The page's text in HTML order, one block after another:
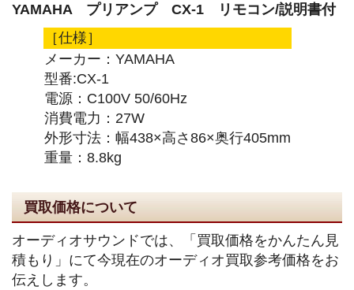
YAMAHA プリアンプ CX-1 リモコン/説明書付
［仕様］
メーカー：YAMAHA
型番:CX-1
電源：C100V 50/60Hz
消費電力：27W
外形寸法：幅438×高さ86×奥行405mm
重量：8.8kg
買取価格について
オーディオサウンドでは、「買取価格をかんたん見
積もり」にて今現在のオーディオ買取参考価格をお
伝えします。